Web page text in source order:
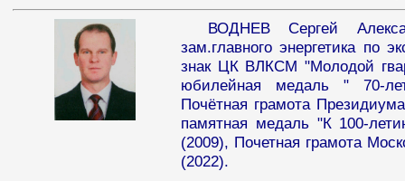
ВОДНЕВ Сергей
зам.главного энергетика по
знак ЦК ВЛКСМ "Молодой
юбилейная медаль " 70-
Почётная грамота
памятная медаль "К 100-
(2009), Почетная грамота
(2022).